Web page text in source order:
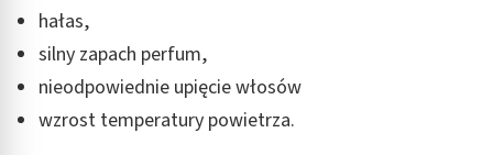
hałas,
silny zapach perfum,
nieodpowiednie upięcie włosów
wzrost temperatury powietrza.